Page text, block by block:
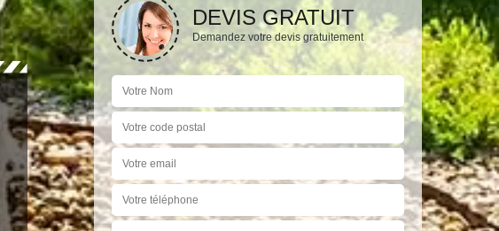
DEVIS GRATUIT
Demandez votre devis gratuitement